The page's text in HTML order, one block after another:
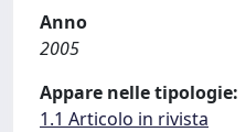
Anno
2005
Appare nelle tipologie:
1.1 Articolo in rivista